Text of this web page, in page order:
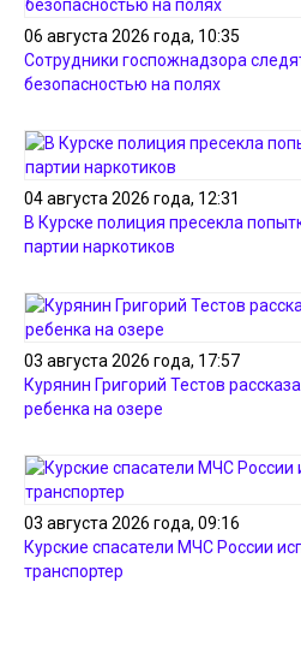
06 августа 2026 года, 10:35
Сотрудники госпожнадзора
безопасностью на полях
04 августа 2026 года, 12:31
В Курске полиция пресекла
партии наркотиков
03 августа 2026 года, 17:57
Курянин Григорий Тестов
ребенка на озере
03 августа 2026 года, 09:16
Курские спасатели МЧС России
транспортер